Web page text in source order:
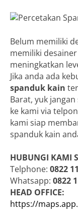
Belum memiliki
memiliki
meningkatkan
Jika anda ada
spanduk kain
Barat, yuk
ke kami via
kami siap
spanduk kain
HUBUNGI KAMI
Telphone: 0822
Whatsapp: 0822
HEAD OFFICE:
https://